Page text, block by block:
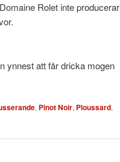
Rolet inte producerar
ynnest att får dricka mogen
, Pinot Noir, Ploussard,